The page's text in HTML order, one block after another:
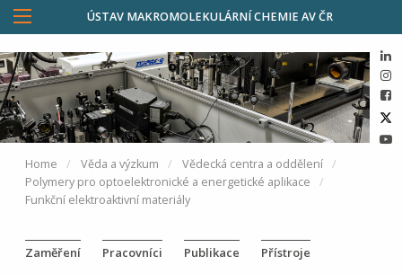
ÚSTAV MAKROMOLEKULÁRNÍ CHEMIE AV ČR
Home Věda a výzkum
Vědecká centra a oddělení
Polymery pro optoelektronické a energetické aplikace
Funkční elektroaktivní materiály
Zaměření Pracovníci Publikace Přístroje